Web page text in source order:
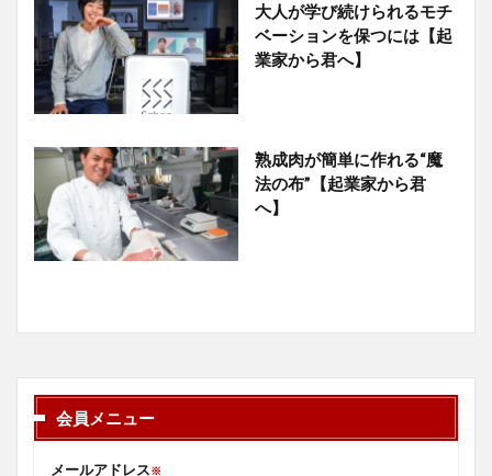
大人が学び続けられるモチ
ベーションを保つには【起
業家から君へ】
熟成肉が簡単に作れる“魔
法の布”【起業家から君
へ】
会員メニュー
メールアドレス※